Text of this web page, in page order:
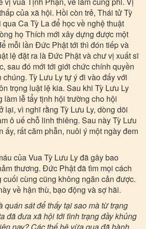
của xã hội. Hồi còn trẻ, Thái tử Tỳ
Ca Tỳ La để học về nghệ thuật
họ Thích mới xây dựng được một
mỗi lần Đức Phật tới thì đón tiếp và
lệ đặt ra là Đức Phật và chư vị xuất sĩ
sau đó mới tới giới chức chính quyền
Tỳ Lưu Ly tự ý đi vào đấy với
trọng luật lệ kia. Sau khi Tỳ Lưu Ly
làm lễ tẩy tịnh hội trường cho hội
lại, vì nghĩ rằng Tỳ Lưu Ly, dòng dõi
ô uế chỗ linh thiêng. Sau này Tỳ Lưu
ấy, rất căm phẫn, nuôi ý một ngày đem
của Vua Tỳ Lưu Ly đã gây bao
thương. Đức Phật đã tìm mọi cách
cùng cũng không ngăn cản được.
về hận thù, bạo động và sợ hãi.
quán sát để thấy tại sao mà từ trạng
đã đưa xã hội tới tình trạng đầy khủng